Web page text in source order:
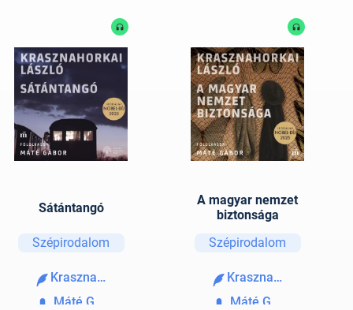
Sátántangó
Szépirodalom
Krasznahorkai László
Máté Gábor
A magyar nemzet
biztonsága
Szépirodalom
Krasznahorkai László
Máté Gábor